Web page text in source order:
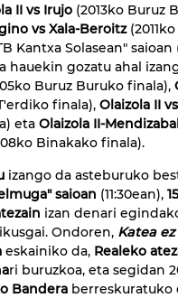
II vs Irujo (2013ko Buruz
vs Xala-Beroitz
Kantxa Solasean" saioan
hauekin gozatu ahal
Buruz Buruko finala),
finala), Olaizola II
eta Olaizola II-
Binakako finala).
izango da asteburuko
saioan (11:30ean),
izan denari
Ondoren, Katea
eskainiko da, Realeko
ri buruzkoa, eta segidan
Bandera berreskuratuko